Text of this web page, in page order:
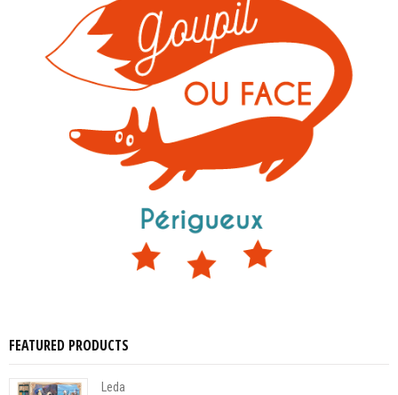
FEATURED PRODUCTS
Leda